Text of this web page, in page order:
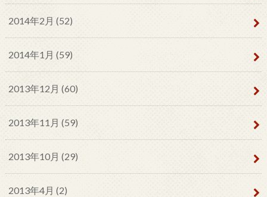
2014年2月 (52)
2014年1月 (59)
2013年12月 (60)
2013年11月 (59)
2013年10月 (29)
2013年4月 (2)